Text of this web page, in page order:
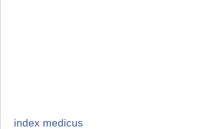
index medicus